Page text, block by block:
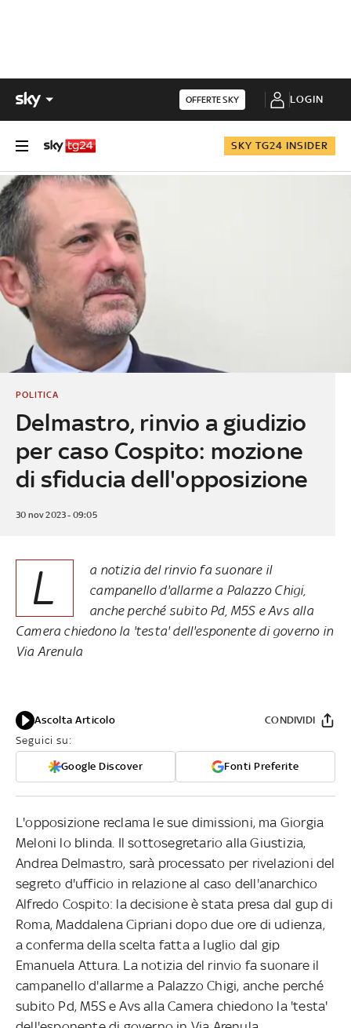
OFFERTE SKY LOGIN
SKY TG24 INSIDER
Delmastro, rinvio a giudizio
per caso Cospito: mozione
di sfiducia dell'opposizione
POLITICA
30 nov 2023 - 09:05
L
a notizia del rinvio fa suonare il
campanello d'allarme a Palazzo Chigi,
anche perché subito Pd, M5S e Avs alla
Camera chiedono la 'testa' dell'esponente di governo in
Via Arenula
Ascolta Articolo
Seguici su:
Google Discover Fonti Preferite
CONDIVIDI
L'opposizione reclama le sue dimissioni, ma Giorgia
Meloni lo blinda. Il sottosegretario alla Giustizia,
Andrea Delmastro, sarà processato per rivelazioni del
segreto d'ufficio in relazione al caso dell'anarchico
Alfredo Cospito: la decisione è stata presa dal gup di
Roma, Maddalena Cipriani dopo due ore di udienza,
a conferma della scelta fatta a luglio dal gip
Emanuela Attura. La notizia del rinvio fa suonare il
campanello d'allarme a Palazzo Chigi, anche perché
subito Pd, M5S e Avs alla Camera chiedono la 'testa'